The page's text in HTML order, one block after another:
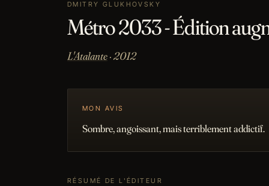
DMITRY GLUKHOVSKY
Métro 2033 - Édition
L'Atalante· 2012
MON AVIS
Sombre, angoissant, mais terriblement addictif.
RÉSUMÉ DE L'ÉDITEUR